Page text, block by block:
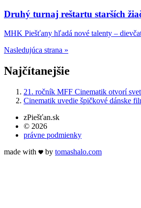
Druhý turnaj reštartu starších
MHK Piešťany hľadá nové talenty –
Nasledujúca strana »
Najčítanejšie
21. ročník MFF Cinematik otvorí
Cinematik uvedie špičkové dánske
zPiešťan.sk
© 2026
právne podmienky
made with
by tomashalo.com